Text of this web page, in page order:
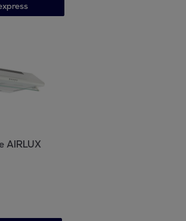
AIRLUX